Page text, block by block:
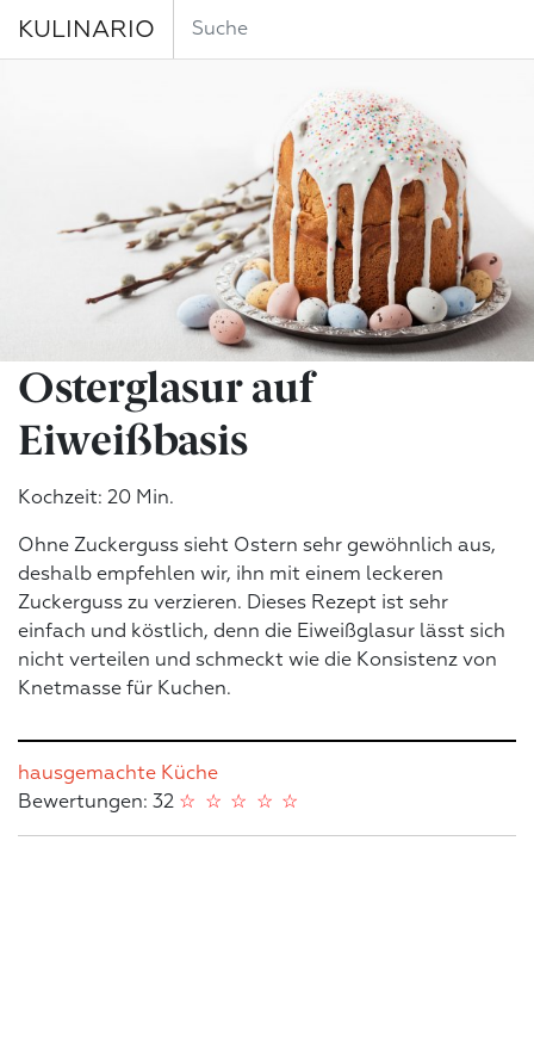
KULINARIO
Osterglasur auf
Eiweißbasis
Kochzeit: 20 Min.
Ohne Zuckerguss sieht Ostern sehr gewöhnlich aus,
deshalb empfehlen wir, ihn mit einem leckeren
Zuckerguss zu verzieren. Dieses Rezept ist sehr
einfach und köstlich, denn die Eiweißglasur lässt sich
nicht verteilen und schmeckt wie die Konsistenz von
Knetmasse für Kuchen.
hausgemachte Küche
Bewertungen: 32
☆
☆
☆
☆
☆